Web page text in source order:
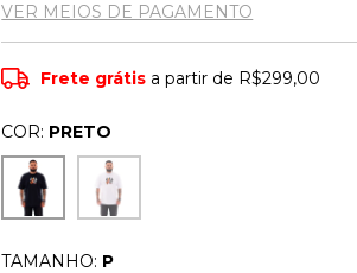
VER MEIOS DE PAGAMENTO
Frete grátis a partir de R$299,00
COR: PRETO
TAMANHO: P